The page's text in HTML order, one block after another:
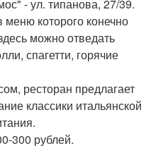
- ул. типанова, 27/39.
меню которого конечно
можно отведать
спагетти, горячие
ресторан предлагает
классики итальянской
300 рублей.